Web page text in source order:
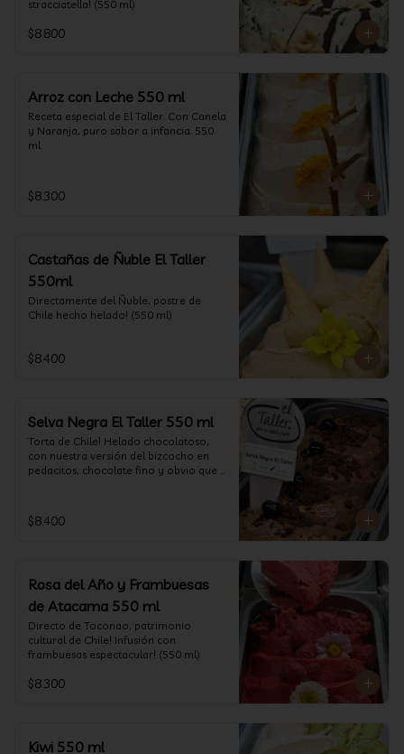
stracciatella! (550 ml)
$8.800
Arroz con Leche 550 ml
Receta especial de El Taller. Con Canela
y Naranja, puro sabor a infancia. 550
ml
$8.300
Castañas de Ñuble El Taller
550ml
Directamente del Ñuble, postre de
Chile hecho helado! (550 ml)
$8.400
Selva Negra El Taller 550 ml
Torta de Chile! Helado chocolatoso,
con nuestra versión del bizcocho en
pedacitos, chocolate fino y obvio que
$8.400
Rosa del Año y Frambuesas
de Atacama 550 ml
Directo de Toconao, patrimonio
cultural de Chile! Infusión con
frambuesas espectacular! (550 ml)
$8.300
Kiwi 550 ml